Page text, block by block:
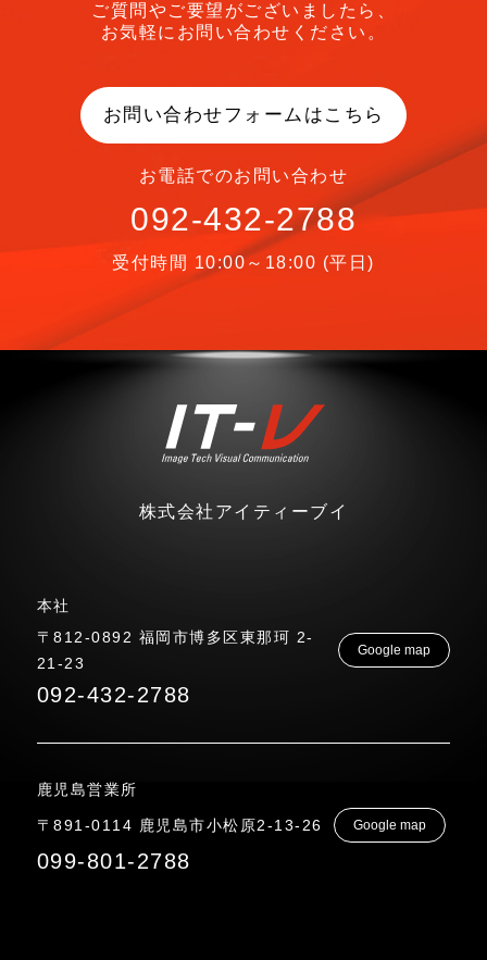
ご質問やご要望がございましたら、
お気軽にお問い合わせください。
お問い合わせフォームはこちら
お電話でのお問い合わせ
092-432-2788
受付時間 10:00～18:00 (平日)
株式会社アイティーブイ
本社
〒812-0892 福岡市博多区東那珂 2-
21-23
Google map
092-432-2788
鹿児島営業所
〒891-0114 鹿児島市小松原2-13-26 Google map
099-801-2788